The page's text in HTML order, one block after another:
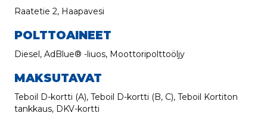
Raatetie 2, Haapavesi
POLTTOAINEET
Diesel, AdBlue® -liuos, Moottoripolttoöljy
MAKSUTAVAT
Teboil D-kortti (A), Teboil D-kortti (B, C), Teboil Kortiton
tankkaus, DKV-kortti